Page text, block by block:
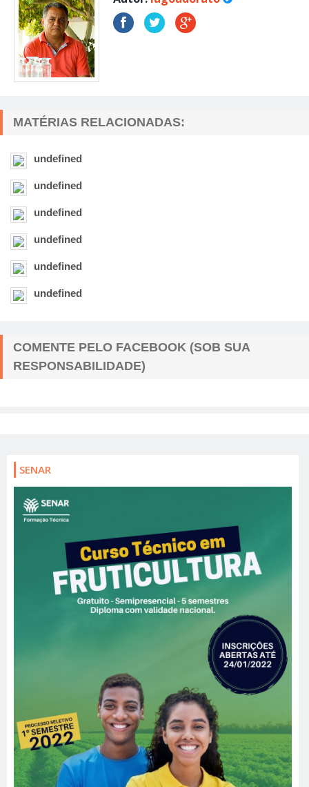
MATÉRIAS RELACIONADAS:
undefined
undefined
undefined
undefined
undefined
undefined
COMENTE PELO FACEBOOK (SOB SUA
RESPONSABILIDADE)
SENAR